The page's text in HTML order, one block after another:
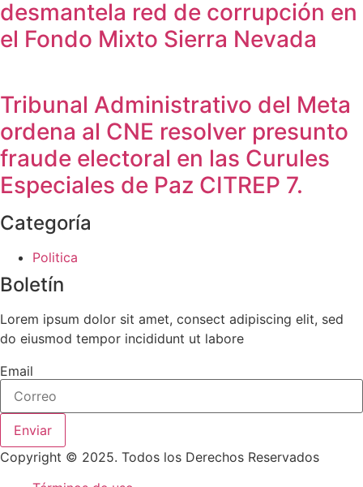
desmantela red de corrupción en
el Fondo Mixto Sierra Nevada
Tribunal Administrativo del Meta
ordena al CNE resolver presunto
fraude electoral en las Curules
Especiales de Paz CITREP 7.
Categoría
Politica
Boletín
Lorem ipsum dolor sit amet, consect adipiscing elit, sed
do eiusmod tempor incididunt ut labore
Email
Enviar
Copyright © 2025. Todos los Derechos Reservados